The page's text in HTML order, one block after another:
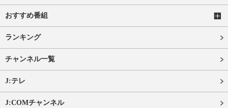
おすすめ番組
ランキング
チャンネル一覧
J:テレ
J:COMチャンネル